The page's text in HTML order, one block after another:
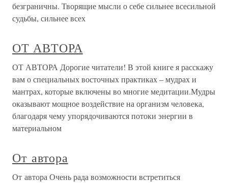
безграничны. Творящие мысли о себе сильнее всесильной
судьбы, сильнее всех
ОТ АВТОРА
ОТ АВТОРА Дорогие читатели! В этой книге я расскажу
вам о специальных восточных практиках – мудрах и
мантрах, которые включены во многие медитации.Мудры
оказывают мощное воздействие на организм человека,
благодаря чему упорядочиваются потоки энергии в
материальном
От автора
От автора Очень рада возможности встретиться